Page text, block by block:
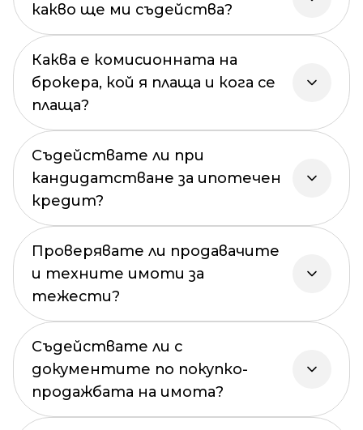
какво ще ми съдейства?
Каква е комисионната на
брокера, кой я плаща и кога се
плаща?
Съдействате ли при
кандидатстване за ипотечен
кредит?
Проверявате ли продавачите
и техните имоти за
тежести?
Съдействате ли с
документите по покупко-
продажбата на имота?